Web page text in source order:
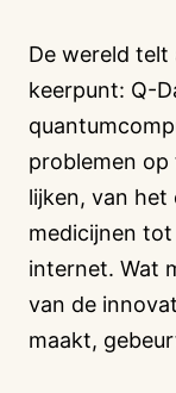
De wereld
keerpunt: Q-
problemen op
lijken, van
medicijnen
internet. Wat
van de
maakt,